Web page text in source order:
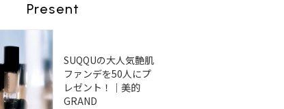
Present
SUQQUの大人気艶肌
ファンデを50人にプ
レゼント！｜美的
GRAND